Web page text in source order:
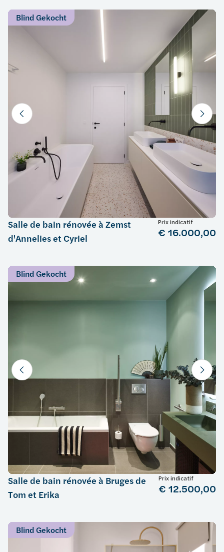
Blind Gekocht
Salle de bain rénovée à Zemst
d'Annelies et Cyriel
Prix indicatif
€ 16.000,00
Blind Gekocht
Salle de bain rénovée à Bruges de
Tom et Erika
Prix indicatif
€ 12.500,00
Blind Gekocht